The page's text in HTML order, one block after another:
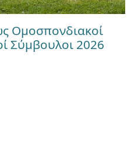
Ομοσπονδιακοί
Σύμβουλοι 2026